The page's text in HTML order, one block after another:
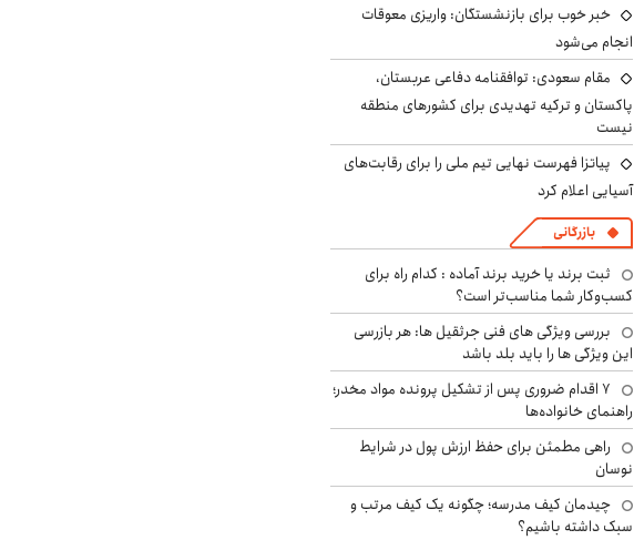
خبر خوب برای بازنشستگان: واریزی معوقات
انجام می‌شود
مقام سعودی: توافقنامه دفاعی عربستان،
پاکستان و ترکیه تهدیدی برای کشورهای منطقه
نیست
پیاتزا فهرست نهایی تیم ملی را برای رقابت‌های
آسیایی اعلام کرد
بازرگانی
ثبت برند یا خرید برند آماده : کدام راه برای
کسب‌وکار شما مناسب‌تر است؟
بررسی ویژگی های فنی جرثقیل ها: هر بازرسی
این ویژگی ها را باید بلد باشد
۷ اقدام ضروری پس از تشکیل پرونده مواد مخدر؛
راهنمای خانواده‌ها
راهی مطمئن برای حفظ ارزش پول در شرایط
نوسان
چیدمان کیف مدرسه؛ چگونه یک کیف مرتب و
سبک داشته باشیم؟